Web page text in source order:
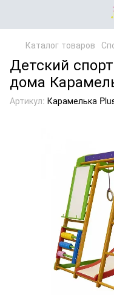
Каталог товаров
Детский
дома
Артикул: Карамелька